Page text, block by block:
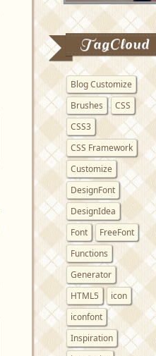
TagCloud
Blog Customize
Brushes
CSS
CSS3
CSS Framework
Customize
DesignFont
DesignIdea
Font
FreeFont
Functions
Generator
HTML5
icon
iconfont
Inspiration